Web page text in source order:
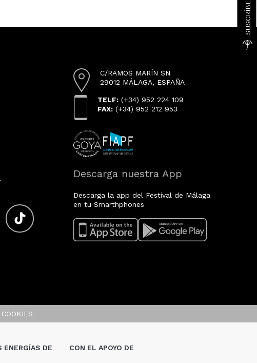
C/RAMOS MARÍN SN
29012 MÁLAGA, ESPAÑA
TELF:(+34) 952 224 109
FAX:(+34) 952 212 953
Descarga nuestra App
Descarga la app del Festival de Málaga
en tu Smarthphones
ENERGÍAS DE CON EL APOYO DE